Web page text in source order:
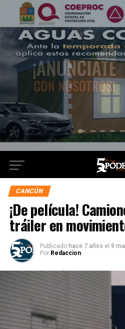
CANCÚN
¡De película!
tráiler en
Publicado hace 7 años el 9
Por Redaccion